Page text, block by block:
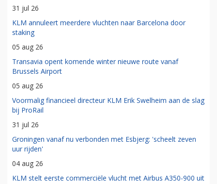
31 jul 26
KLM annuleert meerdere vluchten naar Barcelona door
staking
05 aug 26
Transavia opent komende winter nieuwe route vanaf
Brussels Airport
05 aug 26
Voormalig financieel directeur KLM Erik Swelheim aan de slag
bij ProRail
31 jul 26
Groningen vanaf nu verbonden met Esbjerg: 'scheelt zeven
uur rijden'
04 aug 26
KLM stelt eerste commerciële vlucht met Airbus A350-900 uit